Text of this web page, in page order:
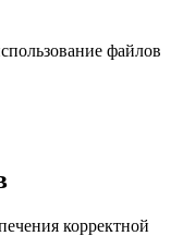
файлов
корректной